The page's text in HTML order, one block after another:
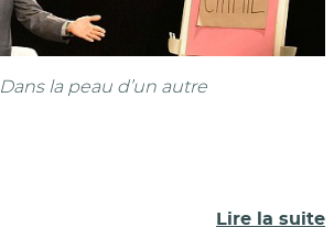
Dans la peau d’un autre
Lire la suite